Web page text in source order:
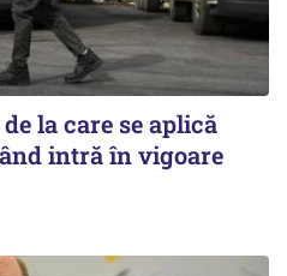
la care se aplică
intră în vigoare